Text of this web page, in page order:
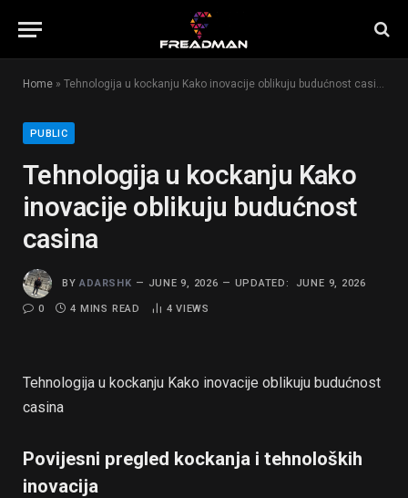
Home » Tehnologija u kockanju Kako inovacije oblikuju budućnost casina
PUBLIC
Tehnologija u kockanju Kako
inovacije oblikuju budućnost
casina
BY ADARSHK JUNE 9, 2026 UPDATED: JUNE 9, 2026
0 4 MINS READ 4VIEWS
Tehnologija u kockanju Kako inovacije oblikuju budućnost
casina
Povijesni pregled kockanja i tehnoloških
inovacija